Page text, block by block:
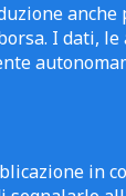
I dati,
in